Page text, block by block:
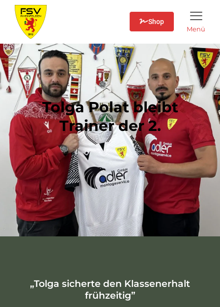
Shop
Menü
Tolga Polat bleibt
Trainer der 2.
„Tolga sicherte den Klassenerhalt
frühzeitig”